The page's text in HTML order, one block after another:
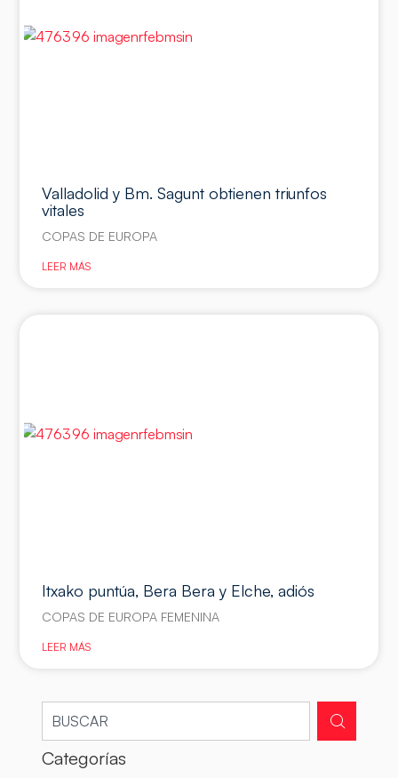
Valladolid y Bm. Sagunt obtienen triunfos
vitales
COPAS DE EUROPA
LEER MÁS
Itxako puntúa, Bera Bera y Elche, adiós
COPAS DE EUROPA FEMENINA
LEER MÁS
Categorías